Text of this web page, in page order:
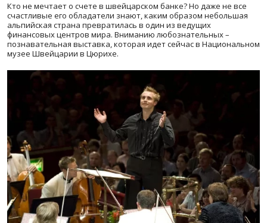
Кто не мечтает о счете в швейцарском банке? Но даже не все
счастливые его обладатели знают, каким образом небольшая
альпийская страна превратилась в один из ведущих
финансовых центров мира. Вниманию любознательных –
познавательная выставка, которая идет сейчас в Национальном
музее Швейцарии в Цюрихе.